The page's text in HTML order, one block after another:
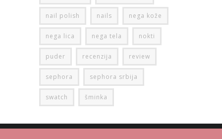
nail polish nails nega kože
nega lica nega tela nokti
puder recenzija review
sephora sephora srbija
swatch šminka